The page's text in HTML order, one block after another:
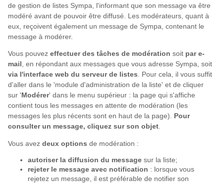
de gestion de listes Sympa, l'informant que son message va être
modéré avant de pouvoir être diffusé. Les modérateurs, quant à
eux, reçoivent également un message de Sympa, contenant le
message à modérer.
Vous pouvez effectuer des tâches de modération soit par e-
mail , en répondant aux messages que vous adresse Sympa, soit
via l'interface web du serveur de listes. Pour cela, il vous suffit
d'aller dans le 'module d'administration de la liste' et de cliquer
sur ' Modérer' dans le menu supérieur : la page qui s'affiche
contient tous les messages en attente de modération (les
messages les plus récents sont en haut de la page). Pour
consulter un message, cliquez sur son objet.
Vous avez deux options de modération :
autoriser la diffusion du message sur la liste;
rejeter le message avec notification : lorsque vous
rejetez un message, il est préférable de notifier son